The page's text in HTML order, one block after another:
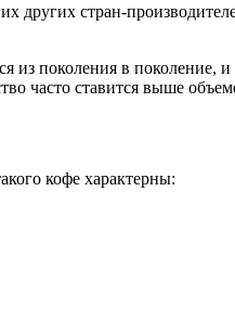
стран-
поколения в поколение, и
часто ставится выше
кофе характерны: